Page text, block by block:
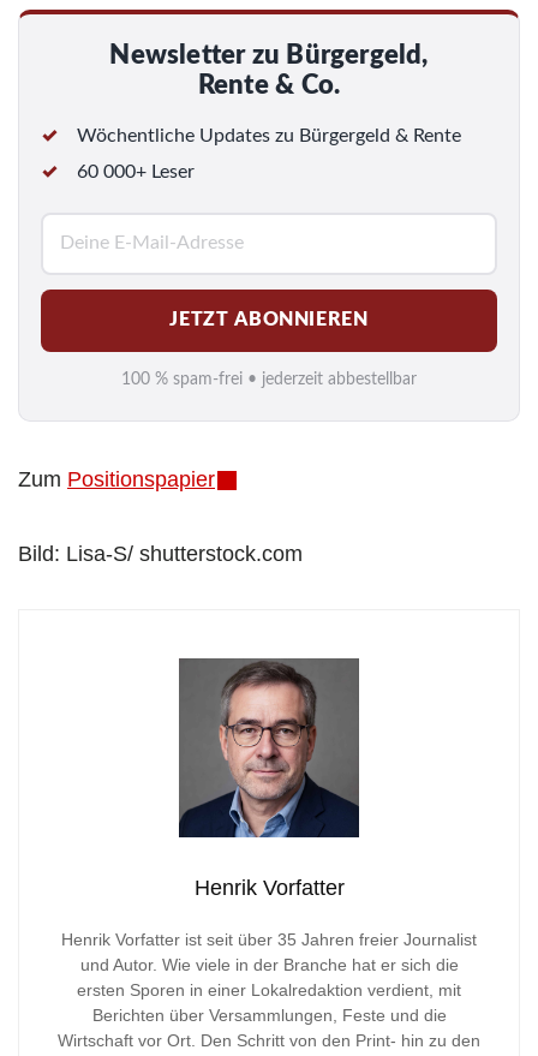
Newsletter zu Bürgergeld,
Rente & Co.
Wöchentliche Updates zu Bürgergeld & Rente
60 000+ Leser
M
a
i
l
*
JETZT ABONNIEREN
100 % spam-frei • jederzeit abbestellbar
Zum Positionspapier
Bild: Lisa-S/ shutterstock.com
Henrik Vorfatter
Henrik Vorfatter ist seit über 35 Jahren freier Journalist
und Autor. Wie viele in der Branche hat er sich die
ersten Sporen in einer Lokalredaktion verdient, mit
Berichten über Versammlungen, Feste und die
Wirtschaft vor Ort. Den Schritt von den Print- hin zu den